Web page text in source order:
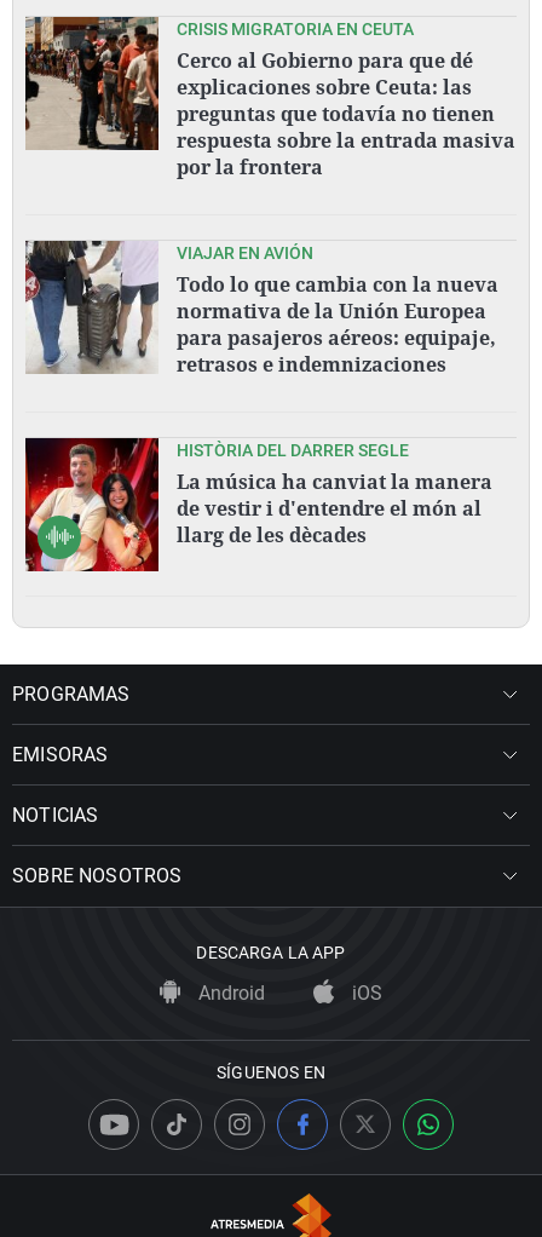
CRISIS MIGRATORIA EN CEUTA
Cerco al Gobierno para que dé
explicaciones sobre Ceuta: las
preguntas que todavía no tienen
respuesta sobre la entrada masiva
por la frontera
VIAJAR EN AVIÓN
Todo lo que cambia con la nueva
normativa de la Unión Europea
para pasajeros aéreos: equipaje,
retrasos e indemnizaciones
HISTÒRIA DEL DARRER SEGLE
La música ha canviat la manera
de vestir i d'entendre el món al
llarg de les dècades
PROGRAMAS
EMISORAS
NOTICIAS
SOBRE NOSOTROS
DESCARGA LA APP
Android iOS
SÍGUENOS EN